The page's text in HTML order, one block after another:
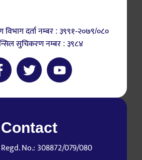
विभाग दर्ता नम्बर : ३९९१-२०७९/०८०
सुचिकरण नम्बर : ३९८४
Contact
No.: 308872/079/080